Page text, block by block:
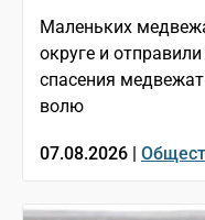
Маленьких
округе и
спасения
волю
07.08.2026 |